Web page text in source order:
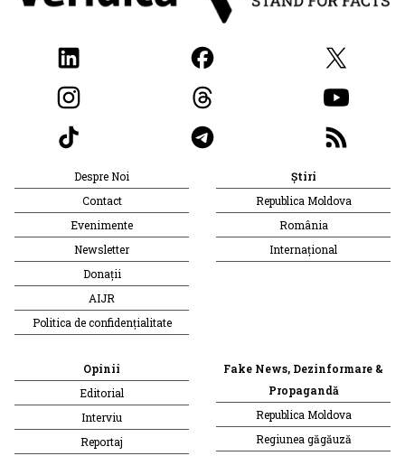
Despre Noi
Contact
Evenimente
Newsletter
Donații
AIJR
Politica de confidențialitate
Știri
Republica Moldova
România
Internațional
Opinii
Editorial
Interviu
Reportaj
Fake News, Dezinformare &
Propagandă
Republica Moldova
Regiunea găgăuză